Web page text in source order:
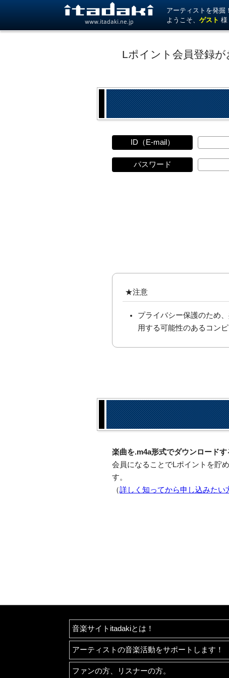
www.itadaki.ne.jp
アーティストを発掘
ようこそ、ゲスト 様
Lポイント会員登録
ID（E-mail）
パスワード
★注意
プライバシー保護のため
用する可能性のあるコン
楽曲を.m4a形式でダウンロード
会員になることでLポイントを貯
す。
（詳しく知ってから申し込みた
音楽サイトitadakiとは！
アーティストの音楽活動をサポートします！
ファンの方、リスナーの方。